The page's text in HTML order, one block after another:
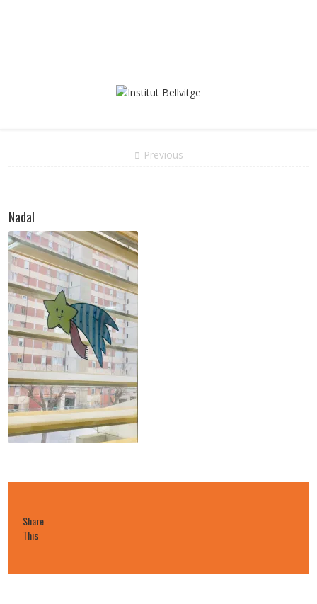
Previous
Nadal
Share
This